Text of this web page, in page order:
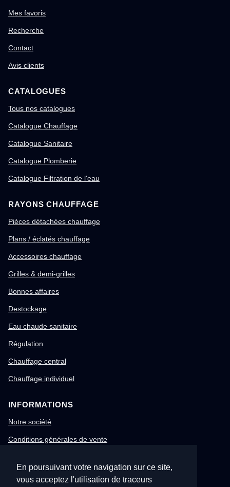
En poursuivant votre navigation sur ce site,
vous acceptez l'utilisation de traceurs
Mes favoris
Recherche
Contact
Avis clients
CATALOGUES
Tous nos catalogues
Catalogue Chauffage
Catalogue Sanitaire
Catalogue Plomberie
Catalogue Filtration de l'eau
RAYONS CHAUFFAGE
Pièces détachées chauffage
Plans / éclatés chauffage
Accessoires chauffage
Grilles & demi-grilles
Bonnes affaires
Destockage
Eau chaude sanitaire
Régulation
Chauffage central
Chauffage individuel
INFORMATIONS
Notre société
Conditions générales de vente
Gestion des cookies